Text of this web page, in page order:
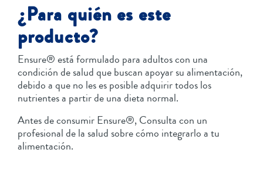
¿Para quién es este
producto?
Ensure® está formulado para adultos con una
condición de salud que buscan apoyar su alimentación,
debido a que no les es posible adquirir todos los
nutrientes a partir de una dieta normal.
Antes de consumir Ensure®, Consulta con un
profesional de la salud sobre cómo integrarlo a tu
alimentación.